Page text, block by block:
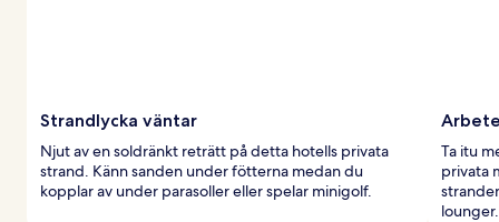
Strandlycka väntar
Njut av en soldränkt reträtt på detta hotells privata
strand. Känn sanden under fötterna medan du
kopplar av under parasoller eller spelar minigolf.
Ta itu
privata
lounger.